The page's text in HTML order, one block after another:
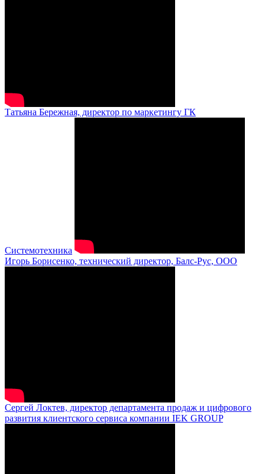
Татьяна Бережная, директор по маркетингу ГК
Системотехника
Игорь Борисенко, технический директор, Балс-Рус, ООО
Сергей Локтев, директор департамента продаж и цифрового
развития клиентского сервиса компании IEK GROUP